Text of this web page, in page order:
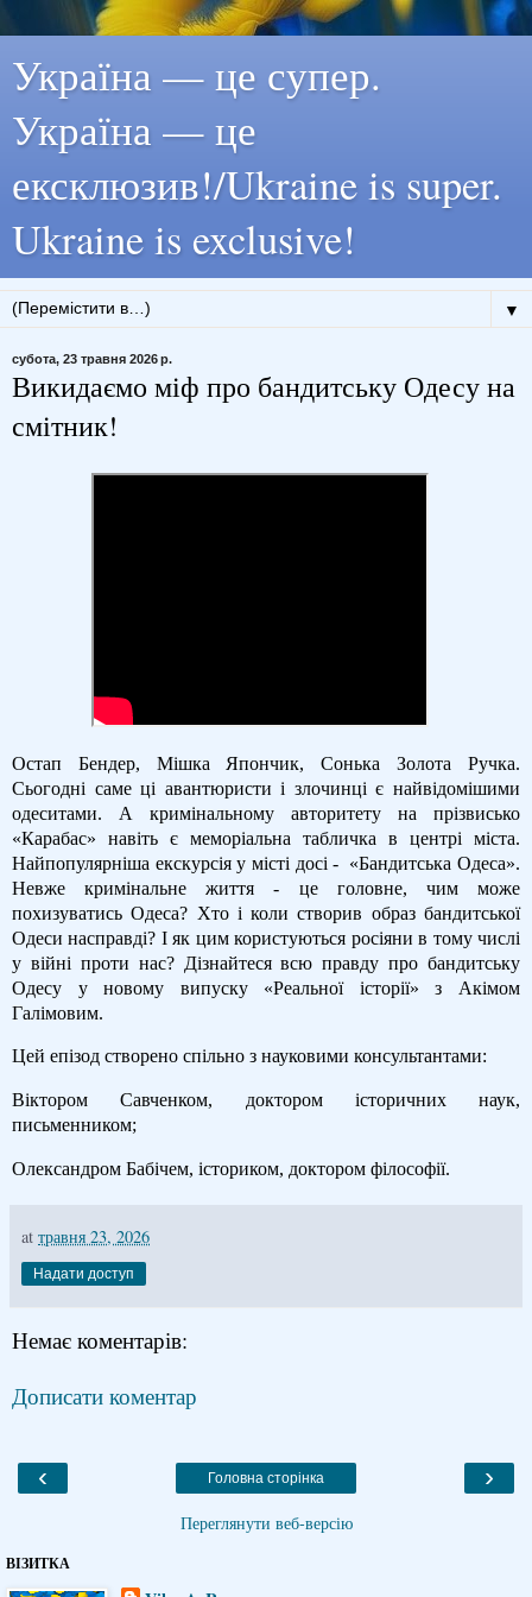
Україна — це супер.
Україна — це
ексклюзив!/Ukraine is super.
Ukraine is exclusive!
▼
субота, 23 травня 2026 р.
Викидаємо міф про бандитську Одесу на
смітник!
Остап Бендер, Мішка Япончик, Сонька Золота Ручка.
Сьогодні саме ці авантюристи і злочинці є найвідомішими
одеситами. А кримінальному авторитету на прізвисько
«Карабас» навіть є меморіальна табличка в центрі міста.
Найпопулярніша екскурсія у місті досі - «Бандитська Одеса».
Невже кримінальне життя - це головне, чим може
похизуватись Одеса? Хто і коли створив образ бандитської
Одеси насправді? І як цим користуються росіяни в тому числі
у війні проти нас? Дізнайтеся всю правду про бандитську
Одесу у новому випуску «Реальної історії» з Акімом
Галімовим.
Цей епізод створено спільно з науковими консультантами:
Віктором Савченком, доктором історичних наук,
письменником;
Олександром Бабічем, істориком, доктором філософії.
at травня 23, 2026
Надати доступ
Немає коментарів:
Дописати коментар
‹ ›
Головна сторінка
Переглянути веб-версію
ВІЗИТКА